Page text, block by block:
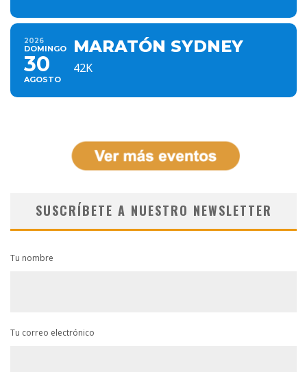
2026
DOMINGO
30
AGOSTO
MARATÓN SYDNEY
42K
SUSCRÍBETE A NUESTRO NEWSLETTER
Tu nombre
Tu correo electrónico